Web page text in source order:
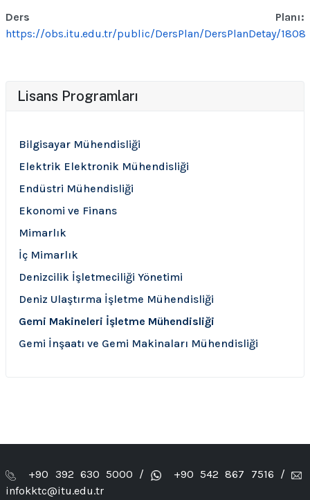
Ders Planı:
https://obs.itu.edu.tr/public/DersPlan/DersPlanDetay/1808
Lisans Programları
Bilgisayar Mühendisliği
Elektrik Elektronik Mühendisliği
Endüstri Mühendisliği
Ekonomi ve Finans
Mimarlık
İç Mimarlık
Denizcilik İşletmeciliği Yönetimi
Deniz Ulaştırma İşletme Mühendisliği
Gemi Makineleri İşletme Mühendisliği
Gemi İnşaatı ve Gemi Makinaları Mühendisliği
+90 392 630 5000 /
+90 542 867 7516 /
infokktc@itu.edu.tr